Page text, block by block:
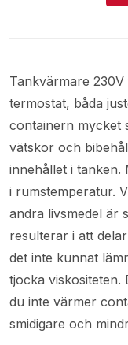
Tankvärmare
termostat, båda
containern mycket
vätskor och
innehållet i
i rumstemperatur.
andra livsmedel är
resulterar i att
det inte kunnat
tjocka
du inte värmer
smidigare och